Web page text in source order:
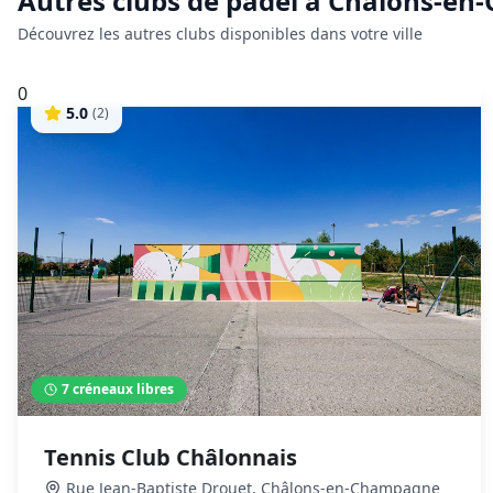
Découvrez les autres clubs disponibles dans votre ville
0
5.0 (2)
7créneaux libres
Tennis Club Châlonnais
Rue Jean-Baptiste Drouet, Châlons-en-Champagne